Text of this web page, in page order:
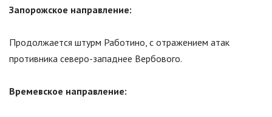
Запорожское направление:
Продолжается штурм Работино, с отражением атак
противника северо-западнее Вербового.
Времевское направление: